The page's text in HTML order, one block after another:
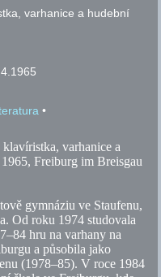
varhanice a hudební
•
klavíristka, varhanice a
Freiburg im Breisgau
gymnáziu ve Staufenu,
Od roku 1974 studovala
hru na varhany na
a působila jako
(1978–85). V roce 1984